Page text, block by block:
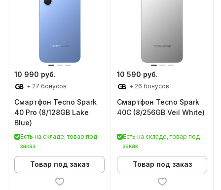
10 990 руб.
+ 27 бонусов
Смартфон Tecno Spark
40 Pro (8/128GB Lake
Blue)
Есть на складе, товар под
заказ
Товар под заказ
10 590 руб.
+ 26 бонусов
Смартфон Tecno Spark
40C (8/256GB Veil White)
Есть на складе, товар под
заказ
Товар под заказ